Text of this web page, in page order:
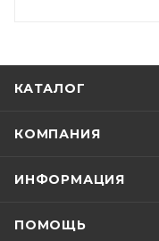
КАТАЛОГ
КОМПАНИЯ
ИНФОРМАЦИЯ
ПОМОЩЬ